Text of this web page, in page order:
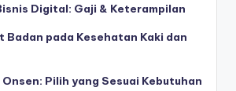
Digital: Gaji & Keterampilan
Badan pada Kesehatan Kaki dan
Pilih yang Sesuai Kebutuhan